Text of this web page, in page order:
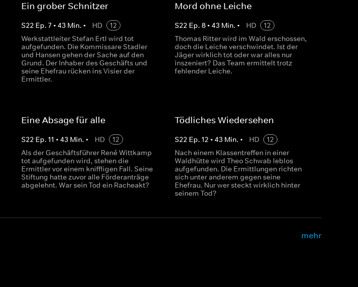
Ein grober Schnitzer
S22 Ep. 7• 43 Min. • HD
12
Werkstattleiter Stefan Ertl wird tot
aufgefunden. Die Kommissare Stadler
und Hansen gehen der Sache auf den
Grund. Der Inhaber des Geschäfts und
seine Ehefrau rücken ins Visier der
Ermittler.
Mord ohne Leiche
S22 Ep. 8• 43 Min. • HD
12
Thomas Ritter wird im Wald erschossen,
doch die Leiche verschwindet. Ist der
Jäger wirklich tot oder war alles nur
inszeniert? Das Team ermittelt trotz
fehlender Leiche.
Eine Absage für alle
S22 Ep. 11 • 43 Min. • HD
12
Als der Geschäftsführer René Wittkamp
tot aufgefunden wird, stehen die
Ermittler vor einem kniffligen Fall. Seine
Stiftung hatte zuvor alle Förderanträge
abgelehnt. War sein Tod ein Racheakt?
Tödliches Wiedersehen
S22 Ep. 12 • 43 Min. • HD
12
Nach einem Klassentreffen in einer
Waldhütte wird Theo Schwab leblos
aufgefunden. Die Ermittlungen richten
sich unter anderem gegen seine
Ehefrau. Nur wer steckt wirklich hinter
seinem Tod?
mehr